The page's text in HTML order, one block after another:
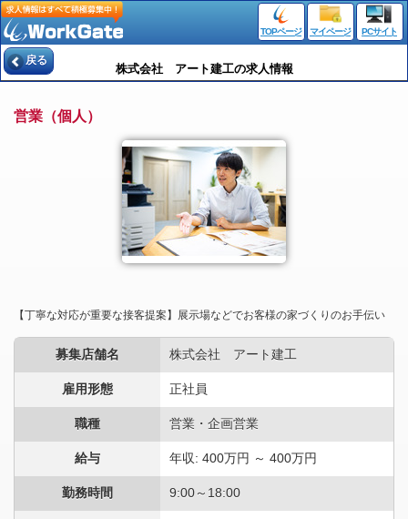
TOPページ マイページ PCサイト
戻る
株式会社 アート建工の求人情報
営業（個人）
【丁寧な対応が重要な接客提案】展示場などでお客様の家づくりのお手伝い
募集店舗名 株式会社 アート建工
雇用形態 正社員
職種 営業・企画営業
給与 年収: 400万円 ～ 400万円
勤務時間 9:00～18:00